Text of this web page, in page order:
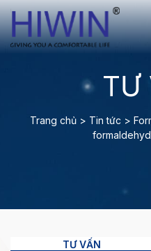
TƯ
Trang chủ > Tin tức >
TƯ VẤN